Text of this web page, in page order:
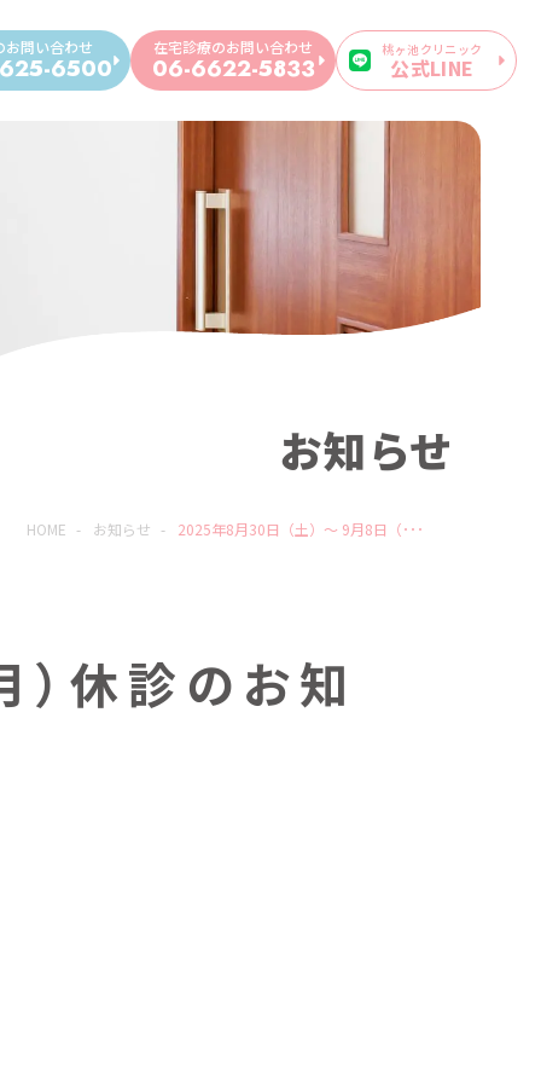
お問い合わせ
6500
在宅診療のお問い合わせ
06-6622-5833
桃ヶ池クリニック
公式LINE
お知らせ
HOME - お知らせ - 2025年8月30日（土）〜 9月8日（･･･
休診のお知